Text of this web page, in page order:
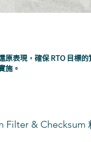
原表現，確保 RTO 目標的
施。
Filter & Checksum